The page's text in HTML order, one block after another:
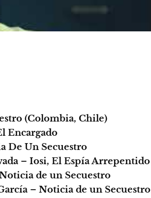
(Colombia, Chile)
Encargado
De Un Secuestro
– Iosi, El Espía Arrepentido
de un Secuestro
– Noticia de un Secuestro